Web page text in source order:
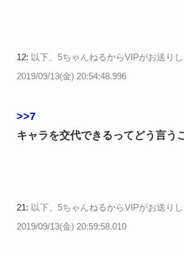
12: 以下、5ちゃんねるからVIPがお送り
2019/09/13(金) 20:54:48.996
>>7
キャラを交代できるってどう言う
21: 以下、5ちゃんねるからVIPがお送り
2019/09/13(金) 20:59:58.010